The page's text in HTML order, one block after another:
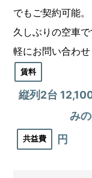
でもご契約可能。
久しぶりの空車
軽にお問い合わせ
賃料
縦列2台
み
共益費 円